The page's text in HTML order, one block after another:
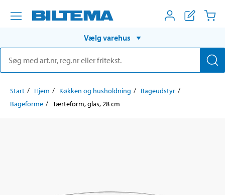
Vælg varehus
Start Hjem Køkken og husholdning
Bageudstyr
Bageforme
Tærteform, glas, 28 cm